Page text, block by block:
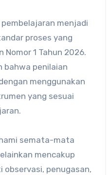
menjadi
proses yang
1 Tahun 2026.
bahwa penilaian
menggunakan
yang sesuai
semata-mata
mencakup
penugasan,